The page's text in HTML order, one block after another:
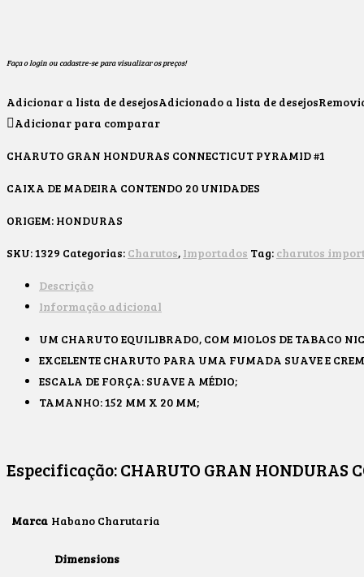
Faça o login ou cadastre-se para visualizar os preços!
Adicionar a lista de desejosAdicionado a lista de desejos
Adicionar para comparar
CHARUTO GRAN HONDURAS CONNECTICUT PYRAMID #1
CAIXA DE MADEIRA CONTENDO 20 UNIDADES
ORIGEM: HONDURAS
SKU:1329 Categorias: Charutos, Importados Tag: charutos
Descrição
Informação adicional
UM CHARUTO EQUILIBRADO, COM MIOLOS DE TABACO
EXCELENTE CHARUTO PARA UMA FUMADA SUAVE E
ESCALA DE FORÇA: SUAVE A MÉDIO;
TAMANHO: 152 MM X 20 MM;
Especificação:CHARUTO GRAN HONDURAS
Marca Habano Charutaria
Dimensions